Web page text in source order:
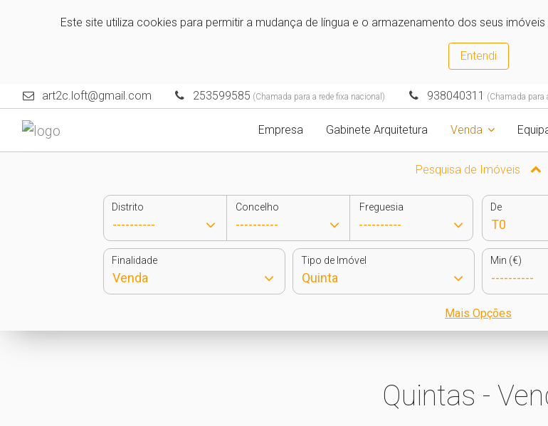
Este site utiliza cookies para permitir a mudança de língua e o armazenamento dos seus
Entendi
art2c.loft@gmail.com 253599585 (Chamada para a rede fixa nacional) 938040311 (Chamada para
Empresa Gabinete Arquitetura Venda
Pesquisa de Imóveis
Distrito Concelho Freguesia De
Finalidade Tipo de Imóvel Min (€)
Mais Opções
Quintas -